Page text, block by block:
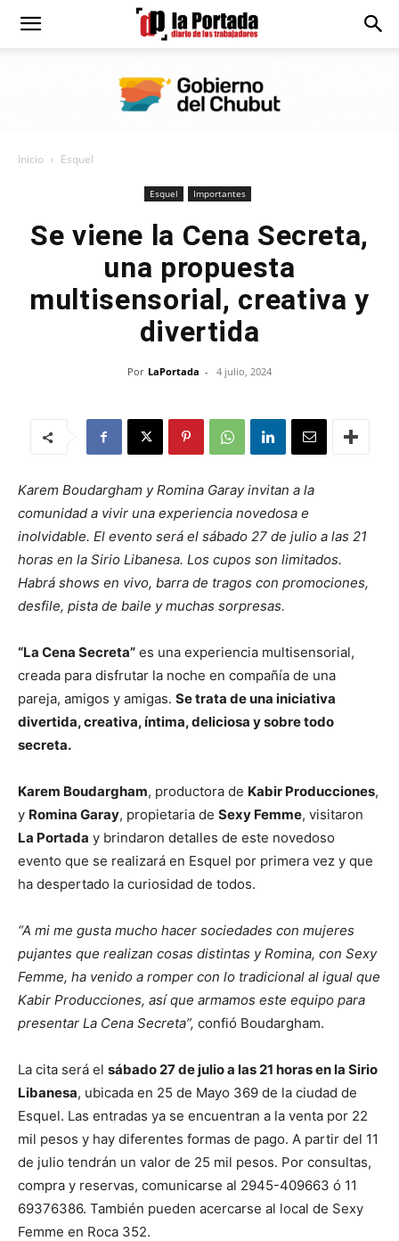
Diario
Inicio Esquel
Esquel Importantes
Se viene la Cena Secreta,
una propuesta
multisensorial, creativa y
divertida
Por LaPortada - 4 julio, 2024
Karem Boudargham y Romina Garay invitan a la
comunidad a vivir una experiencia novedosa e
inolvidable. El evento será el sábado 27 de julio a las 21
horas en la Sirio Libanesa. Los cupos son limitados.
Habrá shows en vivo, barra de tragos con promociones,
desfile, pista de baile y muchas sorpresas.
“La Cena Secreta” es una experiencia multisensorial,
creada para disfrutar la noche en compañía de una
pareja, amigos y amigas. Se trata de una iniciativa
divertida, creativa, íntima, deliciosa y sobre todo
secreta.
Karem Boudargham, productora de Kabir Producciones,
y Romina Garay, propietaria de Sexy Femme, visitaron
La Portada y brindaron detalles de este novedoso
evento que se realizará en Esquel por primera vez y que
ha despertado la curiosidad de todos.
“A mi me gusta mucho hacer sociedades con mujeres
pujantes que realizan cosas distintas y Romina, con Sexy
Femme, ha venido a romper con lo tradicional al igual que
Kabir Producciones, así que armamos este equipo para
presentar La Cena Secreta”, confió Boudargham.
La cita será el sábado 27 de julio a las 21 horas en la Sirio
Libanesa, ubicada en 25 de Mayo 369 de la ciudad de
Esquel. Las entradas ya se encuentran a la venta por 22
mil pesos y hay diferentes formas de pago. A partir del 11
de julio tendrán un valor de 25 mil pesos. Por consultas,
compra y reservas, comunicarse al 2945-409663 ó 11
69376386. También pueden acercarse al local de Sexy
Femme en Roca 352.